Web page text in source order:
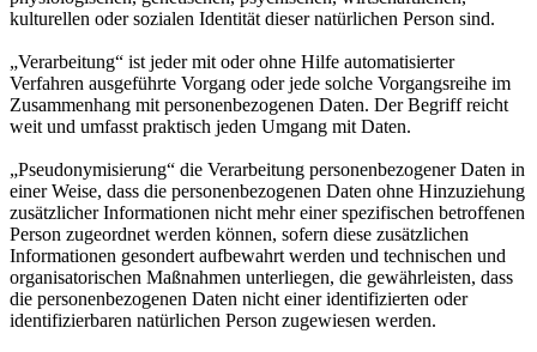
kulturellen oder sozialen Identität dieser natürlichen Person sind.
„Verarbeitung“ ist jeder mit oder ohne Hilfe automatisierter
Verfahren ausgeführte Vorgang oder jede solche Vorgangsreihe im
Zusammenhang mit personenbezogenen Daten. Der Begriff reicht
weit und umfasst praktisch jeden Umgang mit Daten.
„Pseudonymisierung“ die Verarbeitung personenbezogener Daten in
einer Weise, dass die personenbezogenen Daten ohne Hinzuziehung
zusätzlicher Informationen nicht mehr einer spezifischen betroffenen
Person zugeordnet werden können, sofern diese zusätzlichen
Informationen gesondert aufbewahrt werden und technischen und
organisatorischen Maßnahmen unterliegen, die gewährleisten, dass
die personenbezogenen Daten nicht einer identifizierten oder
identifizierbaren natürlichen Person zugewiesen werden.